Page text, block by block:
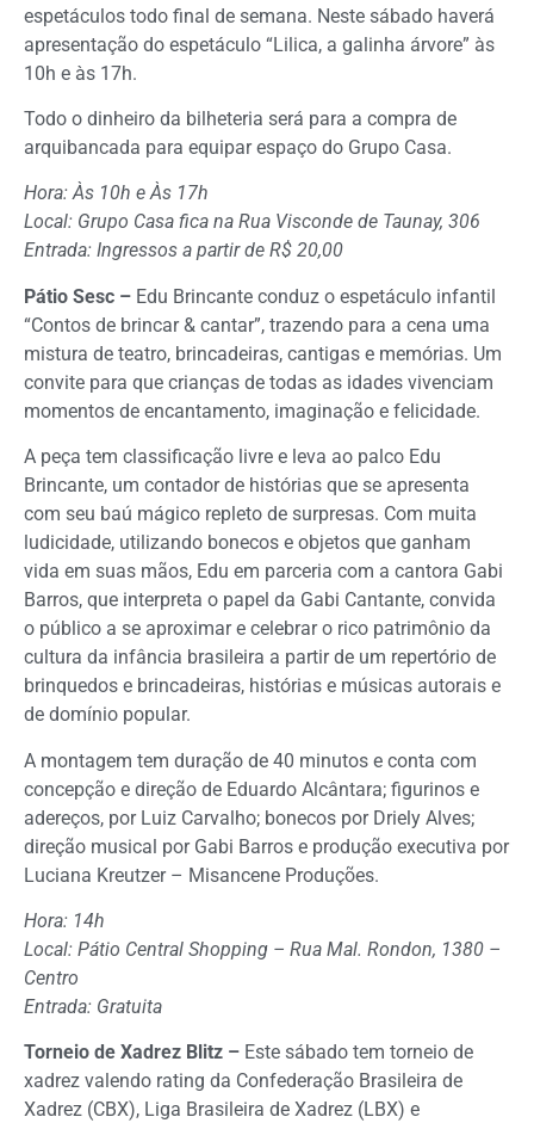
espetáculos todo final de semana. Neste sábado haverá
apresentação do espetáculo “Lilica, a galinha árvore” às
10h e às 17h.
Todo o dinheiro da bilheteria será para a compra de
arquibancada para equipar espaço do Grupo Casa.
Hora: Às 10h e Às 17h
Local: Grupo Casa fica na Rua Visconde de Taunay, 306
Entrada: Ingressos a partir de R$ 20,00
Pátio Sesc – Edu Brincante conduz o espetáculo infantil
“Contos de brincar & cantar”, trazendo para a cena uma
mistura de teatro, brincadeiras, cantigas e memórias. Um
convite para que crianças de todas as idades vivenciam
momentos de encantamento, imaginação e felicidade.
A peça tem classificação livre e leva ao palco Edu
Brincante, um contador de histórias que se apresenta
com seu baú mágico repleto de surpresas. Com muita
ludicidade, utilizando bonecos e objetos que ganham
vida em suas mãos, Edu em parceria com a cantora Gabi
Barros, que interpreta o papel da Gabi Cantante, convida
o público a se aproximar e celebrar o rico patrimônio da
cultura da infância brasileira a partir de um repertório de
brinquedos e brincadeiras, histórias e músicas autorais e
de domínio popular.
A montagem tem duração de 40 minutos e conta com
concepção e direção de Eduardo Alcântara; figurinos e
adereços, por Luiz Carvalho; bonecos por Driely Alves;
direção musical por Gabi Barros e produção executiva por
Luciana Kreutzer – Misancene Produções.
Hora: 14h
Local: Pátio Central Shopping – Rua Mal. Rondon, 1380 –
Centro
Entrada: Gratuita
Torneio de Xadrez Blitz – Este sábado tem torneio de
xadrez valendo rating da Confederação Brasileira de
Xadrez (CBX), Liga Brasileira de Xadrez (LBX) e